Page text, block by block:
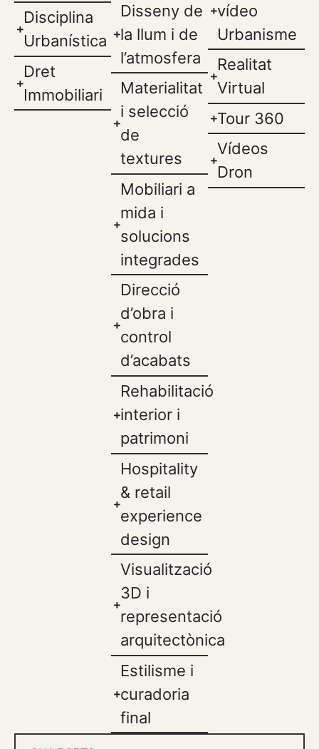
Disciplina
Urbanística
Dret
Immobiliari
Disseny de
la llum i de
l’atmosfera
Materialitat
i selecció
de
textures
Mobiliari a
mida i
solucions
integrades
Direcció
d’obra i
control
d’acabats
Rehabilitació
interior i
patrimoni
Hospitality
& retail
experience
design
Visualització
3D i
representació
arquitectònica
Estilisme i
curadoria
final
vídeo
Urbanisme
Realitat
Virtual
Tour 360
Vídeos
Dron